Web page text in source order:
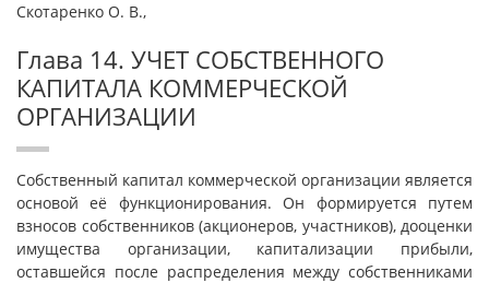
Скотаренко О. В.,
Глава 14. УЧЕТ СОБСТВЕННОГО
КАПИТАЛА КОММЕРЧЕСКОЙ
ОРГАНИЗАЦИИ
Собственный капитал коммерческой организации является
основой её функционирования. Он формируется путем
взносов собственников (акционеров, участников), дооценки
имущества организации, капитализации прибыли,
оставшейся после распределения между собственниками